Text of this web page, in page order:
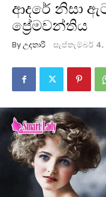
ආදරේ නිසා
ප්‍රේමවන්තිය
By උදතාරි සැප්තැම්බර් 4,